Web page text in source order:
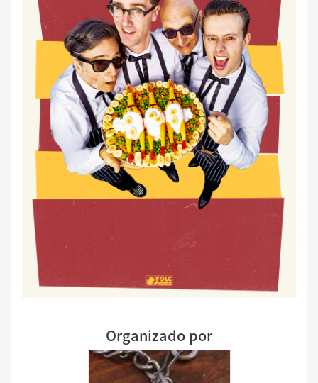
Organizado por